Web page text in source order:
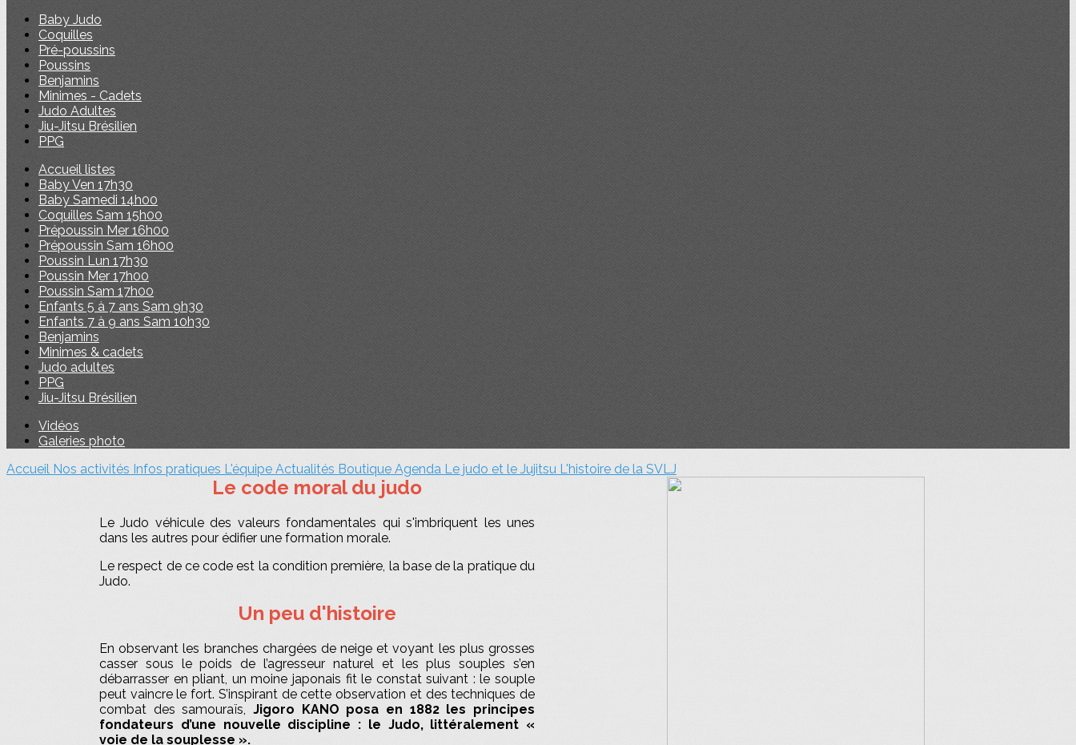
Baby Judo
Coquilles
Pré-poussins
Poussins
Benjamins
Minimes - Cadets
Judo Adultes
Jiu-Jitsu Brésilien
PPG
Accueil listes
Baby Ven 17h30
Baby Samedi 14h00
Coquilles Sam 15h00
Prépoussin Mer 16h00
Prépoussin Sam 16h00
Poussin Lun 17h30
Poussin Mer 17h00
Poussin Sam 17h00
Enfants 5 à 7 ans Sam 9h30
Enfants 7 à 9 ans Sam 10h30
Benjamins
Minimes & cadets
Judo adultes
PPG
Jiu-Jitsu Brésilien
Vidéos
Galeries photo
Accueil Nos activités Infos pratiques L'équipe Actualités Boutique Agenda Le judo et le Jujitsu L'histoire de la SVLJ
Le code moral du judo
Le Judo véhicule des valeurs fondamentales qui s'imbriquent les unes
dans les autres pour édifier une formation morale.
Le respect de ce code est la condition première, la base de la pratique du
Judo.
Un peu d'histoire
En observant les branches chargées de neige et voyant les plus grosses
casser sous le poids de l’agresseur naturel et les plus souples s’en
débarrasser en pliant, un moine japonais fit le constat suivant : le souple
peut vaincre le fort. S’inspirant de cette observation et des techniques de
combat des samouraïs, Jigoro KANO posa en 1882 les principes
fondateurs d’une nouvelle discipline : le Judo, littéralement «
voie de la souplesse ».